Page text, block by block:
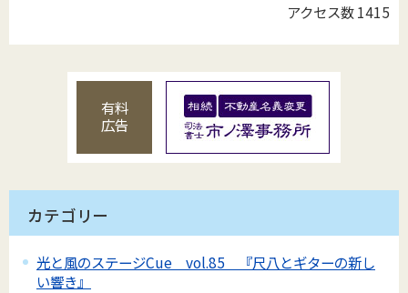
アクセス数1415
有料
広告
カテゴリー
光と風のステージCue vol.85 『尺八とギターの新し
い響き』